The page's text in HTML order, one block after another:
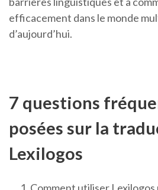
efficacement dans le monde
d’aujourd’hui.
7 questions
posées sur la
Lexilogos